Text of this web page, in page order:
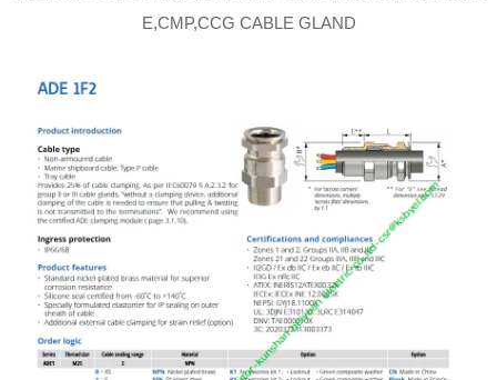
E,CMP,CCG CABLE GLAND